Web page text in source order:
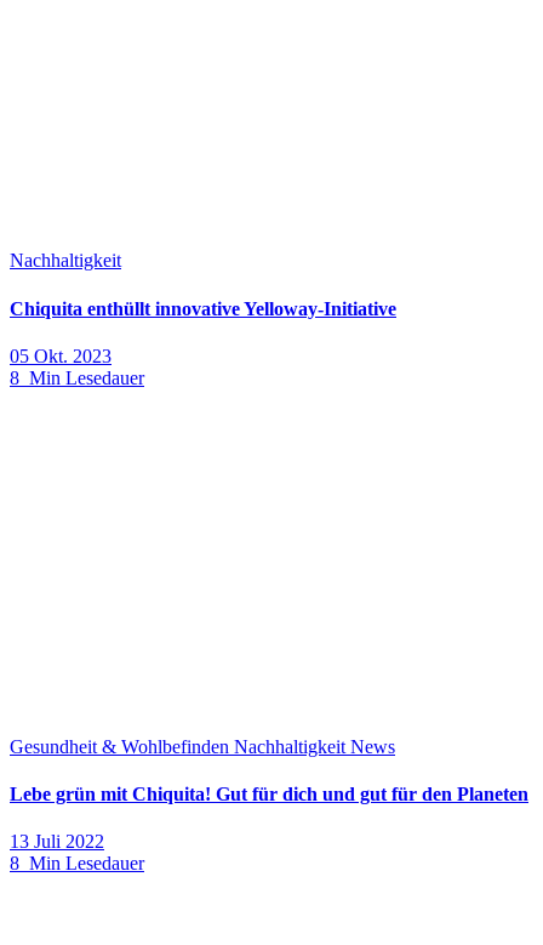
Nachhaltigkeit
Chiquita enthüllt innovative Yelloway-Initiative
05 Okt. 2023
8 Min Lesedauer
Gesundheit & Wohlbefinden Nachhaltigkeit News
Lebe grün mit Chiquita! Gut für dich und gut für den Planeten
13 Juli 2022
8 Min Lesedauer